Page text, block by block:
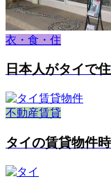
衣・食・住
日本人がタイで
不動産賃貸
タイの賃貸物件